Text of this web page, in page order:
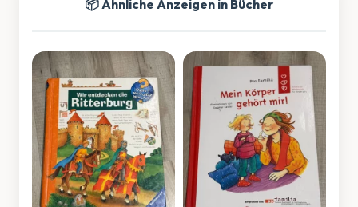
📦 Ähnliche Anzeigen in Bücher